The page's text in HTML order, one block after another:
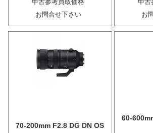
中古参考買取価格
お問合せ下さい
中古
お
70-200mm F2.8 DG DN OS
60-